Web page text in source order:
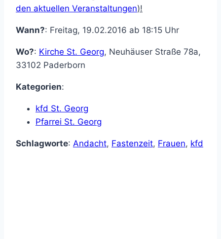
den aktuellen Veranstaltungen)!
Wann?: Freitag, 19.02.2016 ab 18:15 Uhr
Wo?: Kirche St. Georg, Neuhäuser Straße 78a,
33102 Paderborn
Kategorien:
kfd St. Georg
Pfarrei St. Georg
Schlagworte: Andacht, Fastenzeit, Frauen, kfd